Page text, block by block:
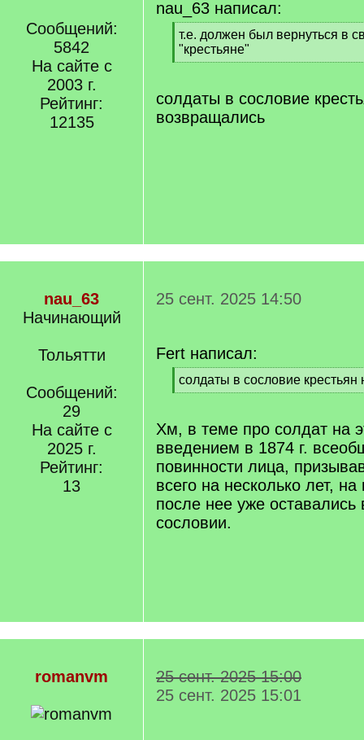
Сообщений:
5842
На сайте с
2003 г.
Рейтинг:
12135
nau_63 написал:
[
q
]
т.е. должен был вернуться в
"крестьяне"
[
q
]
солдаты в сословие
возвращались
nau_63
Начинающий
Тольятти
Сообщений:
29
На сайте с
2025 г.
Рейтинг:
13
25 сент. 2025 14:50
Fert написал:
[
q
солдаты в сословие
[
]
Хм, в теме про солдат на
введением в 1874 г.
повинности лица,
всего на несколько лет,
после нее уже
сословии.
romanvm
25 сент. 2025 15:00
25 сент. 2025 15:01